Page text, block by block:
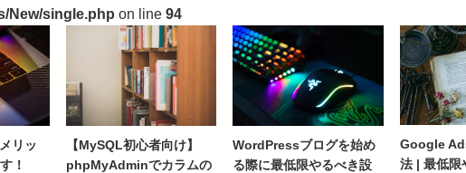
New/single.php on line 94
リッ
！
【MySQL初心者向け】
phpMyAdminでカラムの
WordPressブログを始め
る際に最低限やるべき設
Google
法 | 最低限